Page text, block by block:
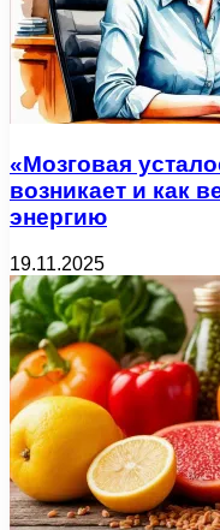
«Мозговая
возникает и как
энергию
19.11.2025